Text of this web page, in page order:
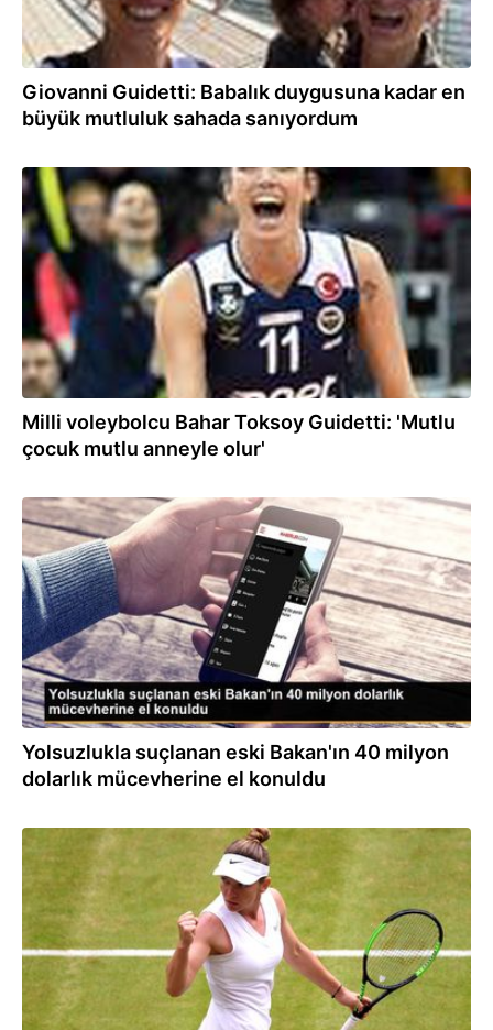
Giovanni Guidetti: Babalık duygusuna kadar en
büyük mutluluk sahada sanıyordum
10.05.2020
Milli voleybolcu Bahar Toksoy Guidetti: 'Mutlu
çocuk mutlu anneyle olur'
11.09.2019
Yolsuzlukla suçlanan eski Bakan'ın 40 milyon
dolarlık mücevherine el konuldu
10.07.2019